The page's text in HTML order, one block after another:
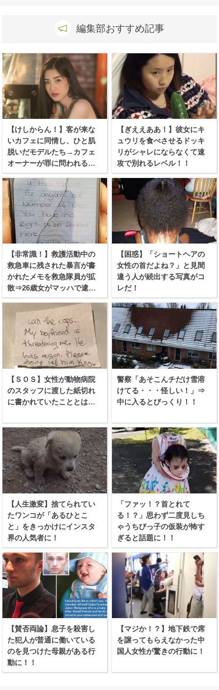
編集部おすすめ記事
【けしからん！】客が来な
いカフェに同情し、ひと肌
脱いだモデルたち→カフェ
オーナーが罪に問われる事
態に！
【ぎええああ！】彼女にキ
ュウリを食べさせるドッキ
リがシャレにならなくて速
攻で別れるレベル！！
【非常識！】救護活動中の
救急車に残された暴言が書
かれたメモを救急隊員が拡
散⇒26歳女がマッハで逮捕
される！
【困惑】「ショートヘアの
女性の首だよね？」と見間
違う人が続出する写真がコ
レだ！
【ＳＯＳ】女性が動物病院
のスタッフに渡した紙切れ
に書かれていたこととは…
警察「あそこんチだけ雪溶
けてる・・・怪しい！」⇒
中に入るとびっくり！！
【人生激変】捨てられてい
たワンコが「あるひとこ
と」をきっかけにインスタ
界の人気者に！
「ファッ！？首とれて
る！？」思わず二度見しち
ゃうちびっ子の仮装が怖す
ぎると話題に！！
【賛否両論】息子を殺害し
た犯人が普通に働いている
のを見つけた母親がある行
動に！！
【マジか！？】地下鉄で席
を譲ってもらえなかった中
国人女性が驚きの行動に！